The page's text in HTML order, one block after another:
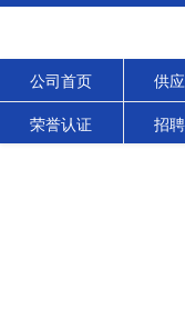
公司首页 供
荣誉认证 招